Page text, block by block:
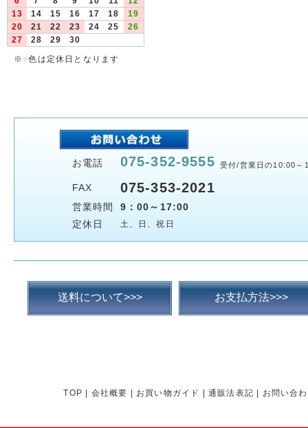
13
14 15 16 17 18
19
20
21 22 23 24 25
26
27
28 29
30
※ ■色は定休日となります
お電話 075-352-9555 受付/営業日の10:00～
FAX 075-353-2021
営業時間
9：00～17:00
定休日
土、日、祝日
送料について>>> お支払方法>>>
TOP 会社概要 お買い物ガイド 通販法表記 お問い合